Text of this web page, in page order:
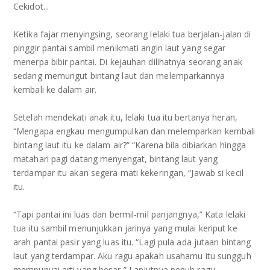
Cekidot...
Ketika fajar menyingsing, seorang lelaki tua berjalan-jalan di
pinggir pantai sambil menikmati angin laut yang segar
menerpa bibir pantai. Di kejauhan dilihatnya seorang anak
sedang memungut bintang laut dan melemparkannya
kembali ke dalam air.
Setelah mendekati anak itu, lelaki tua itu bertanya heran,
“Mengapa engkau mengumpulkan dan melemparkan kembali
bintang laut itu ke dalam air?” “Karena bila dibiarkan hingga
matahari pagi datang menyengat, bintang laut yang
terdampar itu akan segera mati kekeringan, “Jawab si kecil
itu.
“Tapi pantai ini luas dan bermil-mil panjangnya,” Kata lelaki
tua itu sambil menunjukkan jarinya yang mulai keriput ke
arah pantai pasir yang luas itu. “Lagi pula ada jutaan bintang
laut yang terdampar. Aku ragu apakah usahamu itu sungguh